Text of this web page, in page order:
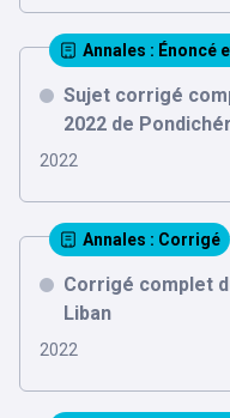
Annales : Énoncé
Sujet corrigé
2022 de
2022
Annales : Corrigé
Corrigé complet
Liban
2022